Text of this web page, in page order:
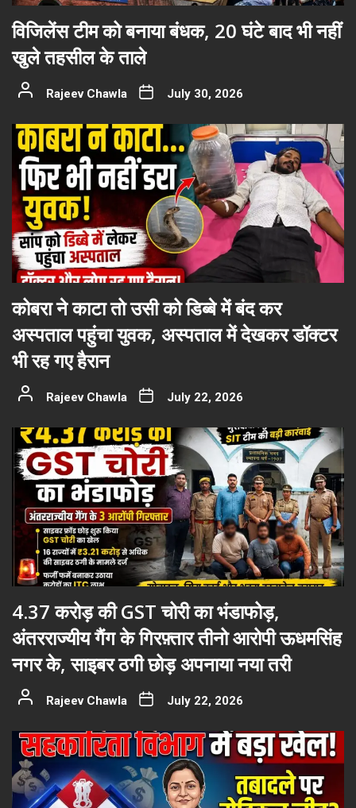
विजिलेंस टीम को बनाया बंधक, 20 घंटे बाद भी नहीं
खुले तहसील के ताले
Rajeev Chawla July 30, 2026
कोबरा ने काटा तो उसी को डिब्बे में बंद कर
अस्पताल पहुंचा युवक, अस्पताल में देखकर डॉक्टर
भी रह गए हैरान
Rajeev Chawla July 22, 2026
4.37 करोड़ की GST चोरी का भंडाफोड़,
अंतरराज्यीय गैंग के गिरफ़्तार तीनो आरोपी ऊधमसिंह
नगर के, साइबर ठगी छोड़ अपनाया नया तरी
Rajeev Chawla July 22, 2026